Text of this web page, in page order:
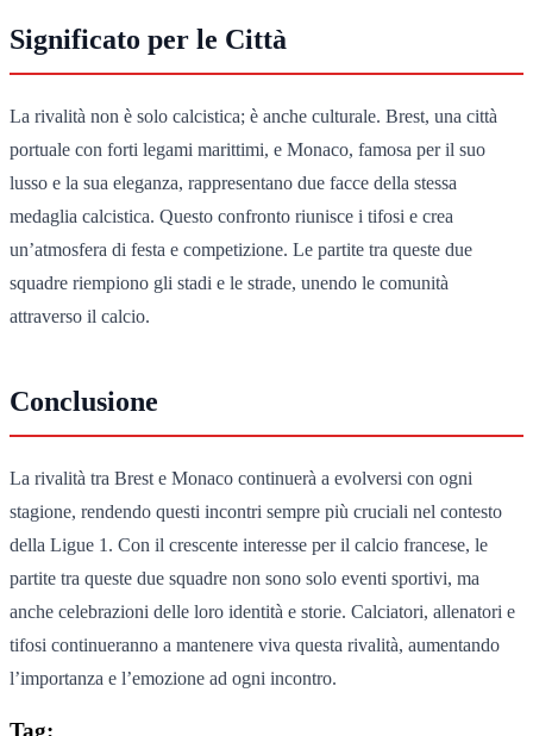
Significato per le Città
La rivalità non è solo calcistica; è anche culturale. Brest, una città
portuale con forti legami marittimi, e Monaco, famosa per il suo
lusso e la sua eleganza, rappresentano due facce della stessa
medaglia calcistica. Questo confronto riunisce i tifosi e crea
un’atmosfera di festa e competizione. Le partite tra queste due
squadre riempiono gli stadi e le strade, unendo le comunità
attraverso il calcio.
Conclusione
La rivalità tra Brest e Monaco continuerà a evolversi con ogni
stagione, rendendo questi incontri sempre più cruciali nel contesto
della Ligue 1. Con il crescente interesse per il calcio francese, le
partite tra queste due squadre non sono solo eventi sportivi, ma
anche celebrazioni delle loro identità e storie. Calciatori, allenatori e
tifosi continueranno a mantenere viva questa rivalità, aumentando
l’importanza e l’emozione ad ogni incontro.
Tag: